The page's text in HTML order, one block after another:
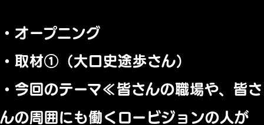
・オープニング
・取材①（大口史途歩さん）
・今回のテーマ≪皆さんの職場や、皆さ
んの周囲にも働くロービジョンの人が